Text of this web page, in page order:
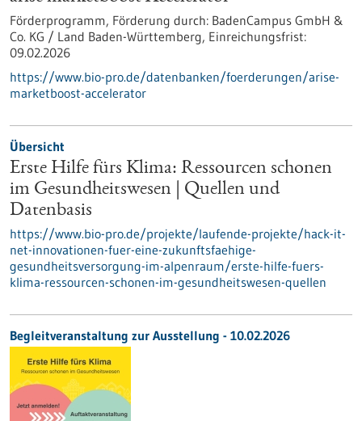
Förderprogramm, Förderung durch: BadenCampus GmbH &
Co. KG / Land Baden-Württemberg, Einreichungsfrist:
09.02.2026
https://www.bio-pro.de/datenbanken/foerderungen/arise-
marketboost-accelerator
Übersicht
Erste Hilfe fürs Klima: Ressourcen schonen
im Gesundheitswesen | Quellen und
Datenbasis
https://www.bio-pro.de/projekte/laufende-projekte/hack-it-
net-innovationen-fuer-eine-zukunftsfaehige-
gesundheitsversorgung-im-alpenraum/erste-hilfe-fuers-
klima-ressourcen-schonen-im-gesundheitswesen-quellen
Begleitveranstaltung zur Ausstellung - 10.02.2026